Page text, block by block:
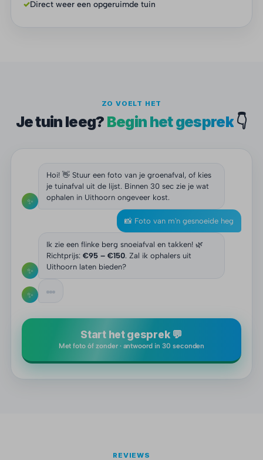
✓Direct weer een opgeruimde tuin
ZO VOELT HET
Je tuin leeg? Begin het gesprek👇
✨
Hoi! 👋 Stuur een foto van je groenafval, of kies
je tuinafval uit de lijst. Binnen 30 sec zie je wat
ophalen in Uithoorn ongeveer kost.
📸 Foto van m'n gesnoeide heg
✨
Ik zie een flinke berg snoeiafval en takken! 🌿
Richtprijs: €95 – €150. Zal ik ophalers uit
Uithoorn laten bieden?
✨
Start het gesprek 💬
Met foto óf zonder · antwoord in 30 seconden
REVIEWS